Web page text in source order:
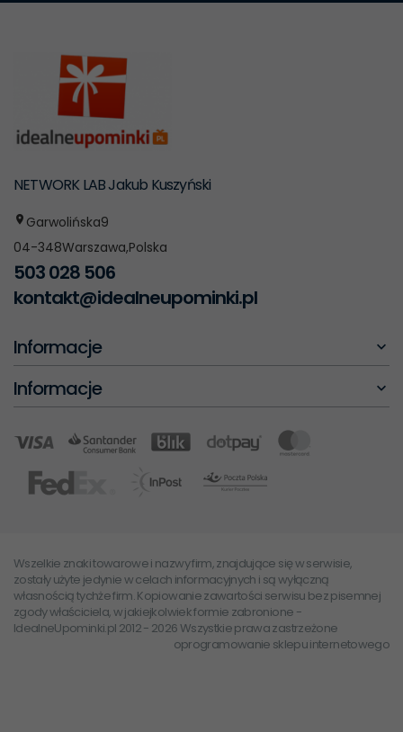
NETWORK LAB Jakub Kuszyński
Garwolińska9
04-348Warszawa,Polska
503 028 506
kontakt@idealneupominki.pl
Informacje
Informacje
Wszelkie znaki towarowe i nazwy firm, znajdujące się w serwisie,
zostały użyte jedynie w celach informacyjnych i są wyłączną
własnością tychże firm. Kopiowanie zawartości serwisu bez pisemnej
zgody właściciela, w jakiejkolwiek formie zabronione -
IdealneUpominki.pl 2012 - 2026 Wszystkie prawa zastrzeżone
oprogramowanie sklepu internetowego